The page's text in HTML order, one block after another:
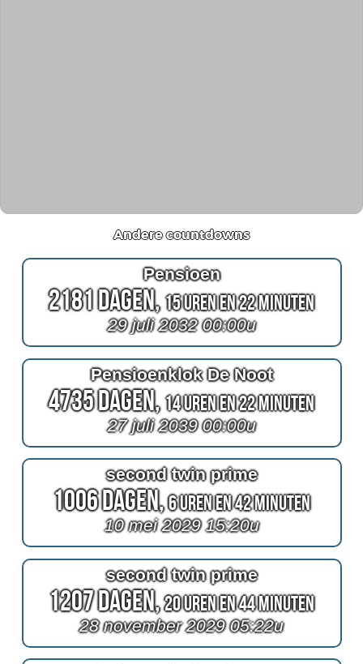
Andere countdowns
Pensioen
2181 Dagen,15 Uren en 22 Minuten
29 juli 2032 00:00u
Pensioenklok De Noot
4735 Dagen,14 Uren en 22 Minuten
27 juli 2039 00:00u
second twin prime
1006 Dagen,6 Uren en 42 Minuten
10 mei 2029 15:20u
second twin prime
1207 Dagen,20 Uren en 44 Minuten
28 november 2029 05:22u